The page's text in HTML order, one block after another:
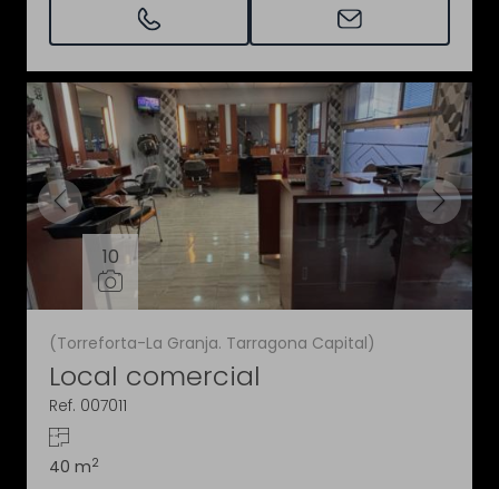
10
(Torreforta-La Granja. Tarragona Capital)
Local comercial
Ref. 007011
40 m2